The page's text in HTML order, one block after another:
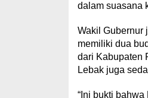
dalam suasana
Wakil Gubernur
memiliki dua
dari Kabupaten
Lebak juga
“Ini bukti